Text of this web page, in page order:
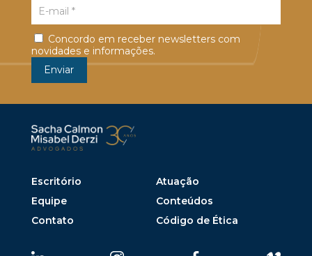
Concordo em receber newsletters com
novidades e informações.
Escritório
Atuação
Equipe
Conteúdos
Contato
Código de Ética